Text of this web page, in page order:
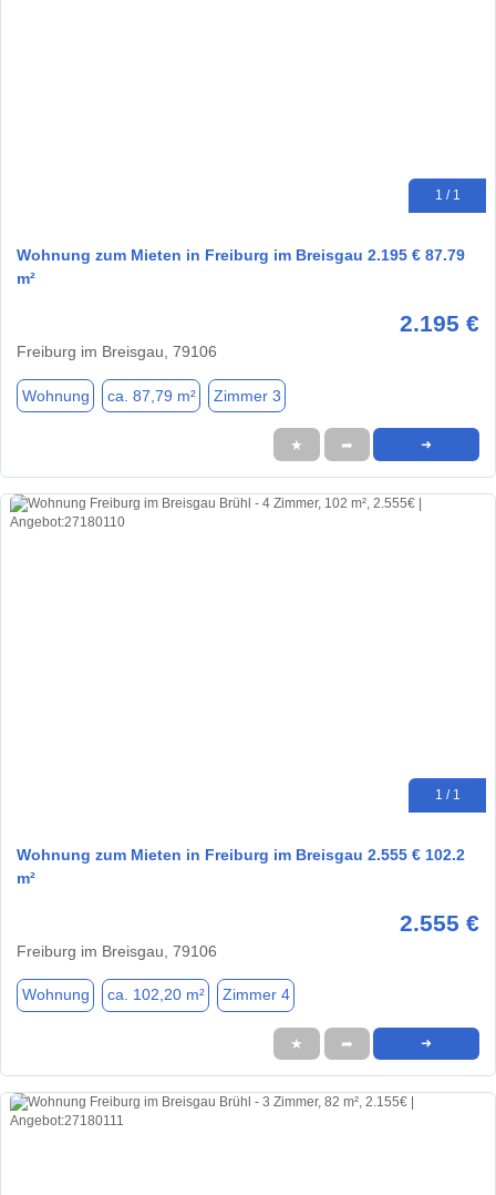
1 / 1
Wohnung zum Mieten in Freiburg im Breisgau 2.195 € 87.79
m²
2.195 €
Freiburg im Breisgau, 79106
Wohnung ca. 87,79 m² Zimmer 3
★ ➦ ➜
1 / 1
Wohnung zum Mieten in Freiburg im Breisgau 2.555 € 102.2
m²
2.555 €
Freiburg im Breisgau, 79106
Wohnung ca. 102,20 m² Zimmer 4
★ ➦ ➜